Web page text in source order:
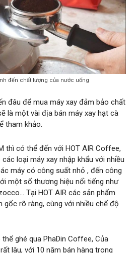
đến chất lượng của nước uống
đâu để mua máy xay đảm bảo chất
là một vài địa bán máy xay hạt cà
tham khảo.
thì có thể đến với HOT AIR Coffee,
loại máy xay nhập khẩu với nhiều
máy có công suất nhỏ , đến công
một số thương hiệu nổi tiếng như
Tại HOT AIR các sản phẩm
gốc rõ ràng, cùng với nhiều chế độ
ghé qua PhaDin Coffee, Của
lâu, với 10 năm bán hàng trong